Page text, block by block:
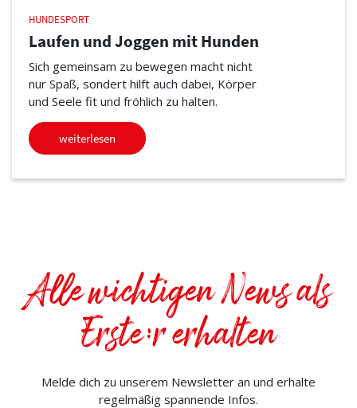
HUNDESPORT
Laufen und Joggen mit Hunden
Sich gemeinsam zu bewegen macht nicht
nur Spaß, sondert hilft auch dabei, Körper
und Seele fit und fröhlich zu halten.
weiterlesen
Alle wichtigen News als
Erste:r erhalten
Melde dich zu unserem Newsletter an und erhalte
regelmäßig spannende Infos.